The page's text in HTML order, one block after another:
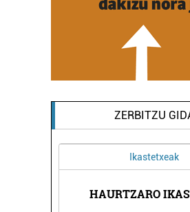
ZERBITZU
Ikastetxeak
HAURTZARO